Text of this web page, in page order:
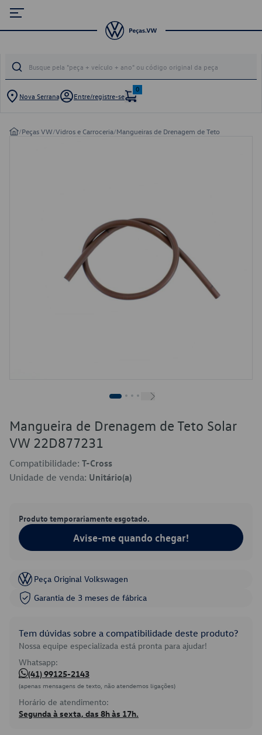
Nova Serrana Entre/registre-se
0
/Peças VW/Vidros e Carroceria/Mangueiras de Drenagem de Teto
Mangueira de Drenagem de Teto Solar
VW 22D877231
Compatibilidade: T-Cross
Unidade de venda: Unitário(a)
Produto temporariamente esgotado.
Avise-me quando chegar!
Peça Original Volkswagen
Garantia de 3 meses de fábrica
Tem dúvidas sobre a compatibilidade deste produto?
Nossa equipe especializada está pronta para ajudar!
Whatsapp:
(41) 99125-2143
(apenas mensagens de texto, não atendemos ligações)
Horário de atendimento:
Segunda à sexta, das 8h às 17h.